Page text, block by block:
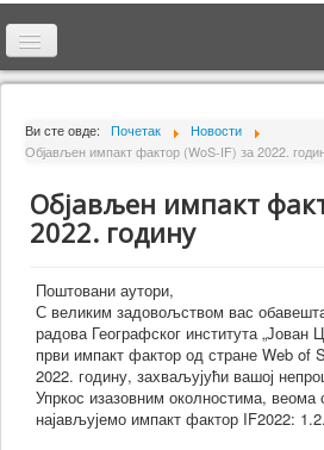
Почетна
О Институту
Сарадници
Пројекти
Издаваштво
Активности
Сарадња
Новости
Библиотека
Ви сте овде: Почетак
Новости
Објављен импакт фактор (WoS-IF) за 2022.
Објављен импакт
2022. годину
Поштовани аутори,
С великим задовољством вас
радова Географског института
први импакт фактор од стране Web of
2022. годину, захваљујући вашој
Упркос изазовним околностима, веома
најављујемо импакт фактор IF2022: 1.2.